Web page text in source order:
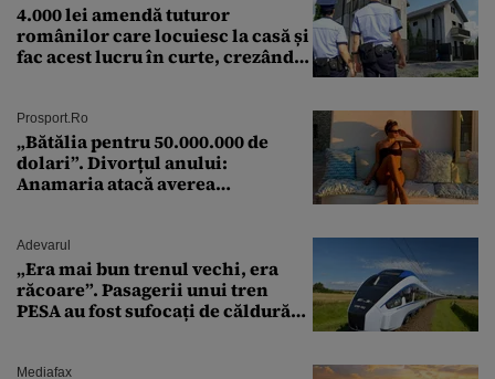
4.000 lei amendă tuturor
românilor care locuiesc la casă și
fac acest lucru în curte, crezând
Prosport.ro
„Bătălia pentru 50.000.000 de
dolari”. Divorțul anului:
Anamaria atacă averea
Adevarul
„Era mai bun trenul vechi, era
răcoare”. Pasagerii unui tren
PESA au fost sufocați de căldură
Mediafax